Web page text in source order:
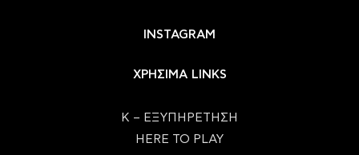
INSTAGRAM
ΧΡΗΣΙΜΑ LINKS
Κ – ΕΞΥΠΗΡΕΤΗΣΗ
HERE TO PLAY